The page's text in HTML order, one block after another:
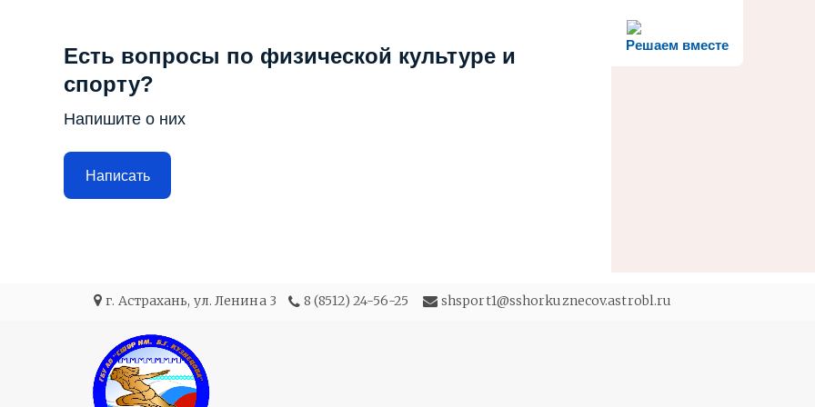
Решаем вместе
Есть вопросы по физической культуре и
спорту?
Напишите о них
Написать
г. Астрахань, ул. Ленина 3 8 (8512) 24-56-25 shsport1@sshorkuznecov.astrobl.ru